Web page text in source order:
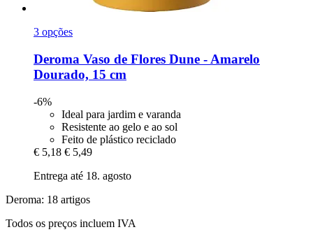
3 opções
Deroma Vaso de Flores Dune -​ Amarelo
Dourado, 15 cm
-6%
Ideal para jardim e varanda
Resistente ao gelo e ao sol
Feito de plástico reciclado
€ 5,18 € 5,49
Entrega até 18. agosto
Deroma: 18 artigos
Todos os preços incluem IVA